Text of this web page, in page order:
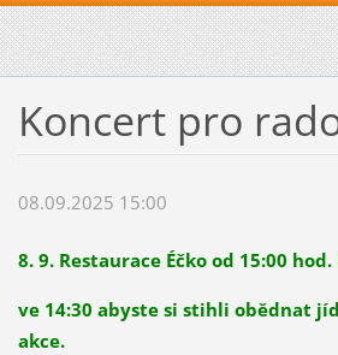
Koncert pro
08.09.2025 15:00
8. 9. Restaurace Éčko od 15:00
ve 14:30 abyste si stihli obědnat
akce.